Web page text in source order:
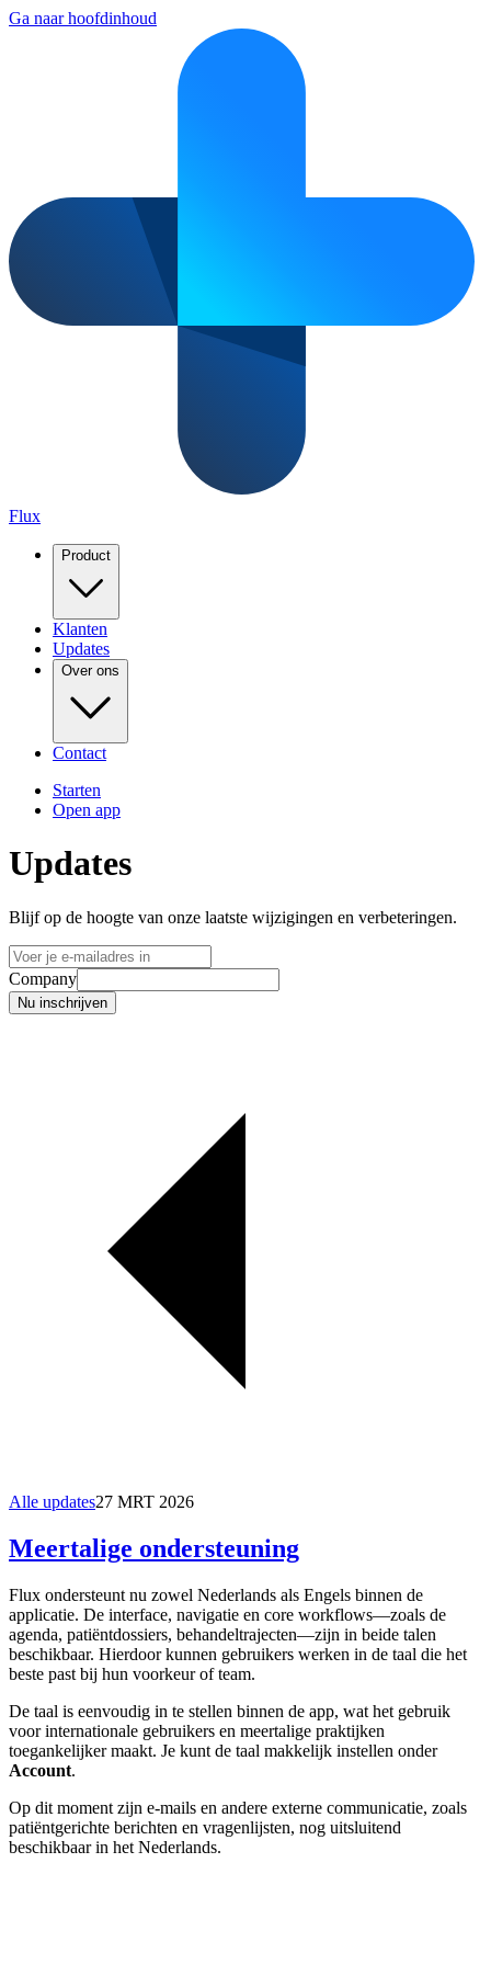
Ga naar hoofdinhoud
Flux
Product
Klanten
Updates
Over ons
Contact
Starten
Open app
Updates
Blijf op de hoogte van onze laatste wijzigingen en verbeteringen.
Company
Nu inschrijven
Alle updates27 MRT 2026
Meertalige ondersteuning
Flux ondersteunt nu zowel Nederlands als Engels binnen de
applicatie. De interface, navigatie en core workflows—zoals de
agenda, patiëntdossiers, behandeltrajecten—zijn in beide talen
beschikbaar. Hierdoor kunnen gebruikers werken in de taal die het
beste past bij hun voorkeur of team.
De taal is eenvoudig in te stellen binnen de app, wat het gebruik
voor internationale gebruikers en meertalige praktijken
toegankelijker maakt. Je kunt de taal makkelijk instellen onder
Account.
Op dit moment zijn e-mails en andere externe communicatie, zoals
patiëntgerichte berichten en vragenlijsten, nog uitsluitend
beschikbaar in het Nederlands.